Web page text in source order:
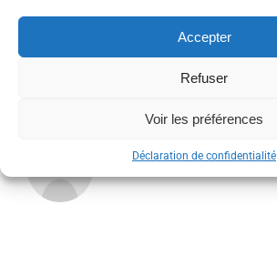
Accepter
Refuser
Voir les préférences
Déclaration de confidentialité
À propos de l'auteur :admin_patrick